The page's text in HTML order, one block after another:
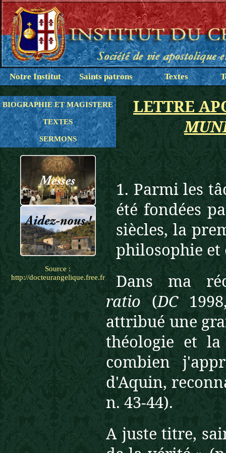
Notre Institut Saints patrons Textes
BIOGRAPHIE ET MAGISTERE
TEXTES
SERMONS
Source :
http://docteurangelique.free.fr
LETTRE
1. Parmi les
été fondées
siècles, la
philosophie et
Dans ma
ratio (DC
attribué une
théologie et
combien
d'Aquin,
n. 43-44).
A juste titre,